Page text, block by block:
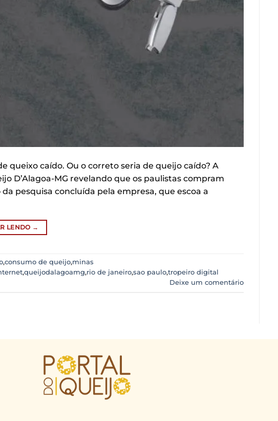
queixo caído. Ou o correto seria de queijo caído? A
D’Alagoa-MG revelando que os paulistas compram
pesquisa concluída pela empresa, que escoa a
LENDO →
,consumo de queijo,minas
,queijodalagoamg,rio de janeiro,sao paulo,tropeiro digital
Deixe um comentário